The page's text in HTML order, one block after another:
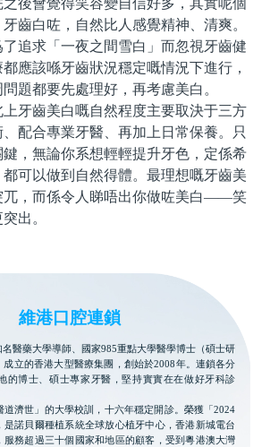
會覺得笑容變自信好多，其實呢個
齒白咗，自然比人感覺精神、清爽。
追求「一夜之間雪白」而忽視牙齒健
應該喺牙齒狀況穩定嘅情況下進行，
題都要先處理好，再考慮美白。
齒美白嘅自然程度主要取決于三方
配合專業牙醫、再加上日常保養。只
，無論你系想輕輕提升牙色，定係希
可以做到自然得體。最理想嘅牙齒美
兀，而係令人睇唔出你做咗美白——笑
出。
維港口腔連鎖
醫藥大學導師、國家985重點大學醫學博士（碩士研
成立的香港大型醫療集團，創始於2008年。連鎖各分
的博士、碩士專家牙醫，堅持實實在在做好牙科診
道濟世」的大學校訓，十六年穩定開診。榮獲「2024
是諾貝爾種植系統全球放心植牙中心，香港新城電台
服務超過三十個國家和地區的顧客，受到粵港澳大灣